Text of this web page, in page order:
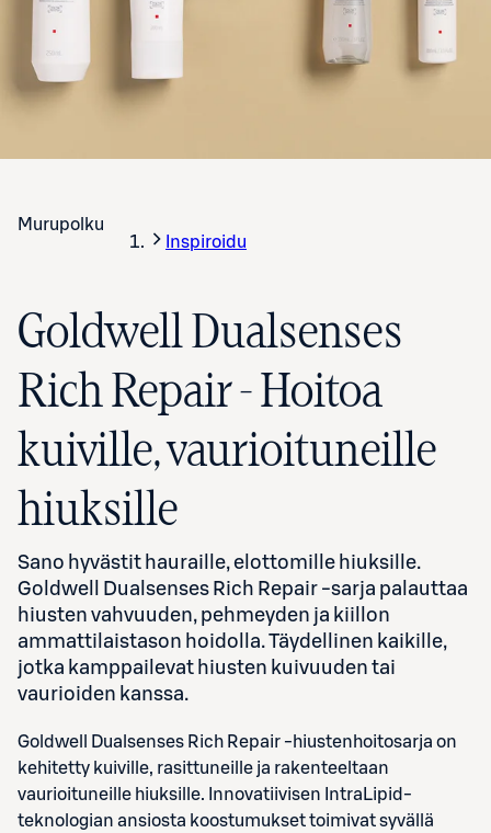
Murupolku
Inspiroidu
Goldwell Dualsenses
Rich Repair - Hoitoa
kuiville, vaurioituneille
hiuksille
Sano hyvästit hauraille, elottomille hiuksille.
Goldwell Dualsenses Rich Repair -sarja palauttaa
hiusten vahvuuden, pehmeyden ja kiillon
ammattilaistason hoidolla. Täydellinen kaikille,
jotka kamppailevat hiusten kuivuuden tai
vaurioiden kanssa.
Goldwell Dualsenses Rich Repair -hiustenhoitosarja on
kehitetty kuiville, rasittuneille ja rakenteeltaan
vaurioituneille hiuksille. Innovatiivisen IntraLipid-
teknologian ansiosta koostumukset toimivat syvällä